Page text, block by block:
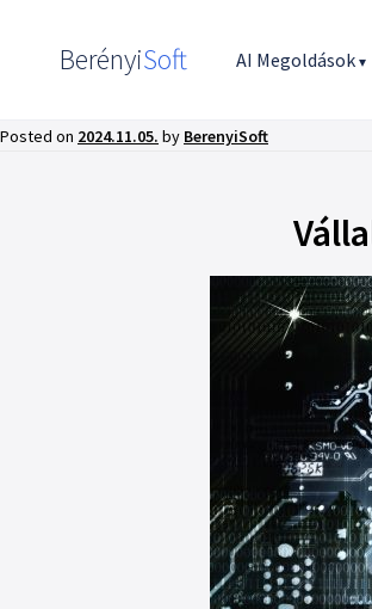
BerényiSoft AI Megoldások▾
Posted on 2024.11.05. by BerenyiSoft